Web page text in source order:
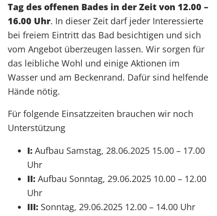
Tag des offenen Bades in der Zeit von 12.00 –
16.00 Uhr. In dieser Zeit darf jeder Interessierte
bei freiem Eintritt das Bad besichtigen und sich
vom Angebot überzeugen lassen. Wir sorgen für
das leibliche Wohl und einige Aktionen im
Wasser und am Beckenrand. Dafür sind helfende
Hände nötig.
Für folgende Einsatzzeiten brauchen wir noch
Unterstützung
I: Aufbau Samstag, 28.06.2025 15.00 – 17.00
Uhr
II: Aufbau Sonntag, 29.06.2025 10.00 – 12.00
Uhr
III: Sonntag, 29.06.2025 12.00 – 14.00 Uhr